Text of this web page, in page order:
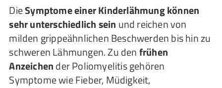
DieSymptome einer Kinderlähmung können
sehr unterschiedlich sein und reichen von
milden grippeähnlichen Beschwerden bis hin zu
schweren Lähmungen. Zu denfrühen
Anzeichender Poliomyelitis gehören
Symptome wie Fieber, Müdigkeit,